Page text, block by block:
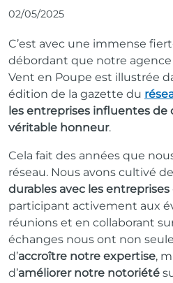
02/05/2025
C’est avec une immense
débordant que notre
Vent en Poupe est illustrée
édition de la gazette du
les entreprises influentes de
véritable honneur.
Cela fait des années que
réseau. Nous avons cultivé
durables avec les
participant activement aux
réunions et en collaborant
échanges nous ont non
d’accroître notre expertise,
d’améliorer notre notoriété